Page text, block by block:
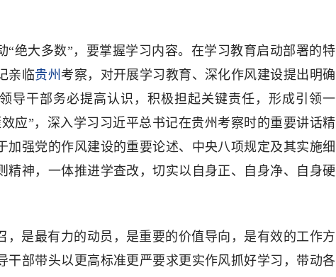
“绝大多数”，要掌握学习内容。在学习教育启动部署的特
亲临贵州 考察，对开展学习教育、深化作风建设提出明确
导干部务必提高认识，积极担起关键责任，形成引领一
应”，深入学习习近平总书记在贵州考察时的重要讲话精
加强党的作风建设的重要论述、中央八项规定及其实施细
精神，一体推进学查改，切实以自身正、自身净、自身硬
，是最有力的动员，是重要的价值导向，是有效的工作方
干部带头以更高标准更严要求更实作风抓好学习，带动各